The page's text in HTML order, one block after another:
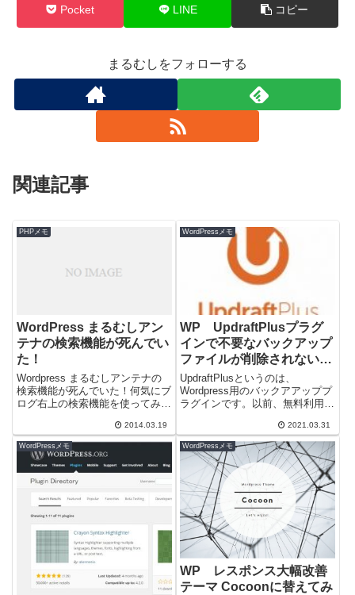
Pocket LINE コピー
まるむしをフォローする
関連記事
PHPメモ
WordPress まるむしアン
テナの検索機能が死んでい
た！
Wordpress まるむしアンテナの
検索機能が死んでいた！何気にブ
ログ右上の検索機能を使ってみる
こった！サーバー替えて時から...
2014.03.19
WordPressメモ
WP UpdraftPlusプラグ
インで不要なバックアップ
ファイルが削除されない問
題 回避方法
UpdraftPlusというのは、
Wordpress用のバックアアッププ
ラグインです。以前、無料利用で
で、代表的なバックアアッププ
ラ...
2021.03.31
WordPressメモ WordPressメモ
WP レスポンス大幅改善
テーマ Cocoonに替えてみ